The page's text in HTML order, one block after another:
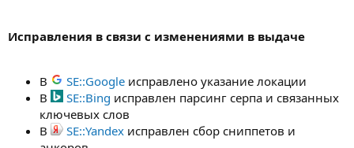
Исправления в связи с изменениями в выдаче
В SE::Google исправлено указание локации
В
SE::Bing исправлен парсинг серпа и связанных
ключевых слов
В
SE::Yandex исправлен сбор сниппетов и